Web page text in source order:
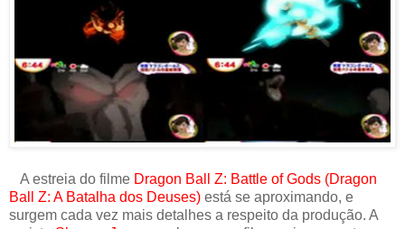
A estreia do filme Dragon Ball Z: Battle of Gods (Dragon
Ball Z: A Batalha dos Deuses) está se aproximando, e
surgem cada vez mais detalhes a respeito da produção. A